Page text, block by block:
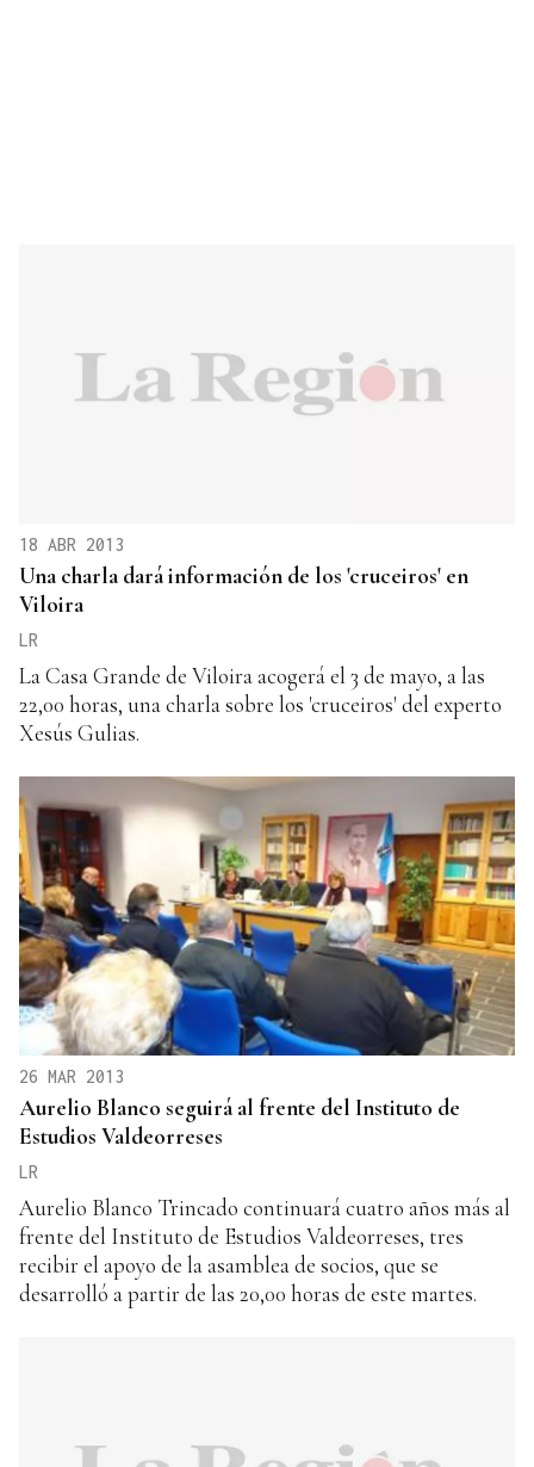
18 ABR 2013
Una charla dará información de los 'cruceiros' en
Viloira
LR
La Casa Grande de Viloira acogerá el 3 de mayo, a las
22,00 horas, una charla sobre los 'cruceiros' del experto
Xesús Gulias.
26 MAR 2013
Aurelio Blanco seguirá al frente del Instituto de
Estudios Valdeorreses
LR
Aurelio Blanco Trincado continuará cuatro años más al
frente del Instituto de Estudios Valdeorreses, tres
recibir el apoyo de la asamblea de socios, que se
desarrolló a partir de las 20,00 horas de este martes.